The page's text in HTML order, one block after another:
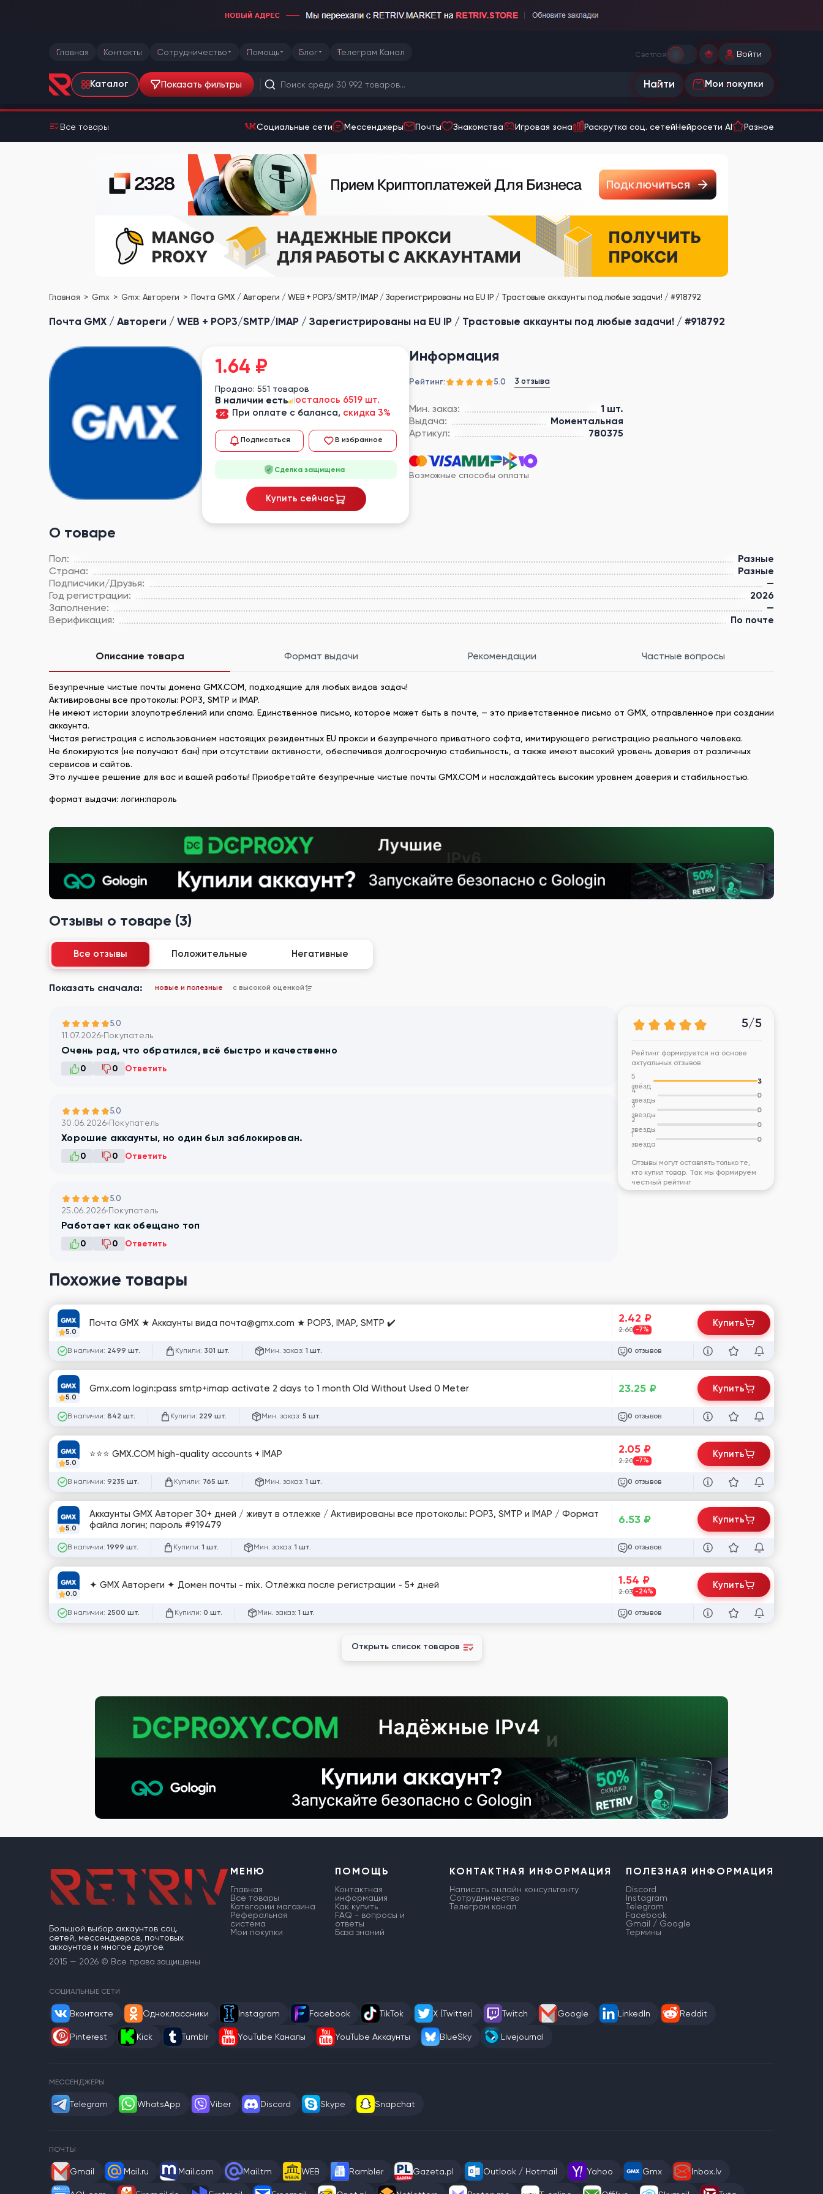
Главная Контакты Сотрудничество Помощь Блог Телеграм Канал Светлая Войти
Каталог Показать фильтры Найти Мои покупки
Все товары Социальные сети Мессенджеры Почты Знакомства Игровая зона Раскрутка соц. сетейНейросети AI Разное
Главная Gmx Gmx: Автореги Почта GMX / Автореги / WEB + POP3/SMTP/IMAP / Зарегистрированы на EU IP / Трастовые аккаунты под любые задачи! / #918792
Почта GMX / Автореги / WEB + POP3/SMTP/IMAP / Зарегистрированы на EU IP / Трастовые аккаунты под любые задачи! / #918792
Информация
Рейтинг: 5.0 3 отзыва
Мин. заказ:
1 шт.
Выдача:
Моментальная
Артикул:
780375
Возможные способы оплаты
О товаре
Пол:
Разные
Страна:
Разные
Подписчики/Друзья:
—
Год регистрации:
2026
Заполнение:
—
Верификация:
По почте
1.64 ₽
Продано: 551 товаров
В наличии есть
осталось 6519 шт.
При оплате с баланса, скидка 3%
Подписаться В избранное
Сделка защищена
Купить сейчас
Описание товара Формат выдачи Рекомендации Частные вопросы
Безупречные чистые почты домена GMX.COM, подходящие для любых видов задач!
Активированы все протоколы: POP3, SMTP и IMAP.
Не имеют истории злоупотреблений или спама. Единственное письмо, которое может быть в почте, — это приветственное письмо от GMX, отправленное при создании
аккаунта.
Чистая регистрация с использованием настоящих резидентных EU прокси и безупречного приватного софта, имитирующего регистрацию реального человека.
Не блокируются (не получают бан) при отсутствии активности, обеспечивая долгосрочную стабильность, а также имеют высокий уровень доверия от различных
сервисов и сайтов.
Это лучшее решение для вас и вашей работы! Приобретайте безупречные чистые почты GMX.COM и наслаждайтесь высоким уровнем доверия и стабильностью.
формат выдачи: логин:пароль
Отзывы о товаре (3)
Все отзывы Положительные Негативные
Показать сначала: новые и полезные с высокой оценкой
5.0
11.07.2026 Покупатель
Очень рад, что обратился, всё быстро и качественно
0 0 Ответить
5.0
30.06.2026 Покупатель
Хорошие аккаунты, но один был заблокирован.
0 0 Ответить
5.0
25.06.2026 Покупатель
Работает как обещано топ
0 0 Ответить
5/5
Рейтинг формируется на основе
актуальных отзывов
5
звёзд
3
4
звезды
0
3
звезды
0
2
звезды
0
1
звезда
0
Отзывы могут оставлять только те,
кто купил товар. Так мы формируем
честный рейтинг
Похожие товары
5.0
Почта GMX ★ Аккаунты вида почта@gmx.com ★ POP3, IMAP, SMTP ✔️
В наличии: 2499 шт. Купили: 301 шт. Мин. заказ: 1 шт.
2.42 ₽
2.60 -7%
0 отзывов
Купить
5.0
Gmx.com login:pass smtp+imap activate 2 days to 1 month Old Without Used 0 Meter
В наличии: 842 шт. Купили: 229 шт. Мин. заказ: 5 шт.
23.25 ₽
0 отзывов
Купить
5.0
⭐⭐⭐ GMX.COM high-quality accounts + IMAP
В наличии: 9235 шт. Купили: 765 шт. Мин. заказ: 1 шт.
2.05 ₽
2.20 -7%
0 отзывов
Купить
5.0
Аккаунты GMX Авторег 30+ дней / живут в отлежке / Активированы все протоколы: POP3, SMTP и IMAP / Формат
файла логин; пароль #919479
В наличии: 1999 шт. Купили: 1 шт. Мин. заказ: 1 шт.
6.53 ₽
0 отзывов
Купить
0.0
✦ GMX Автореги ✦ Домен почты - mix. Отлёжка после регистрации - 5+ дней
В наличии: 2500 шт. Купили: 0 шт. Мин. заказ: 1 шт.
1.54 ₽
2.03 -24%
0 отзывов
Купить
Открыть список товаров
Большой выбор аккаунтов соц.
сетей, мессенджеров, почтовых
аккаунтов и многое другое.
2015 — 2026 © Все права защищены
МЕНЮ
Главная
Все товары
Категории магазина
Реферальная
система
Мои покупки
ПОМОЩЬ
Контактная
информация
Как купить
FAQ - вопросы и
ответы
База знаний
КОНТАКТНАЯ ИНФОРМАЦИЯ
Написать онлайн консультанту
Сотрудничество
Телеграм канал
ПОЛЕЗНАЯ ИНФОРМАЦИЯ
Discord
Instagram
Telegram
Facebook
Gmail / Google
Термины
СОЦИАЛЬНЫЕ СЕТИ
Вконтакте Одноклассники Instagram Facebook TikTok X (Twitter) Twitch Google LinkedIn Reddit
Pinterest Kick Tumblr YouTube Каналы YouTube Аккаунты BlueSky Livejournal
МЕССЕНДЖЕРЫ
Telegram WhatsApp Viber Discord Skype Snapchat
ПОЧТЫ
Gmail Mail.ru Mail.com Mail.tm WEB Rambler Gazeta.pl Outlook / Hotmail Yahoo Gmx Inbox.lv